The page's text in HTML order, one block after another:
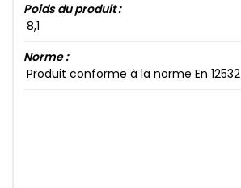
Poids du produit :
8​,1​
Norme :
Produit conforme à la norme En 12532